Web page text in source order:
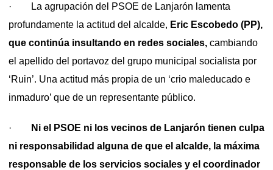
· La agrupación del PSOE de Lanjarón lamenta
profundamente la actitud del alcalde, Eric Escobedo (PP),
que continúa insultando en redes sociales, cambiando
el apellido del portavoz del grupo municipal socialista por
‘Ruin’. Una actitud más propia de un ‘crio maleducado e
inmaduro’ que de un representante público.
·
Ni el PSOE ni los vecinos de Lanjarón tienen culpa
ni responsabilidad alguna de que el alcalde, la máxima
responsable de los servicios sociales y el coordinador